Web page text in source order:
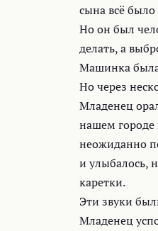
сына всё
Но он был
делать, а
Машинка была
Но через
Младенец
нашем городе
неожиданно
и улыбалось,
каретки.
Эти звуки
Младенец